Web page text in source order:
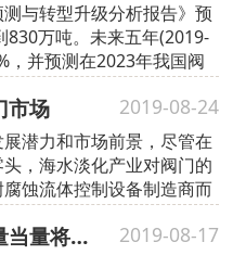
与转型升级分析报告》预
830万吨。未来五年(2019-
，并预测在2023年我国阀
市场 2019-08-24
潜力和市场前景，尽管在
，海水淡化产业对阀门的
蚀流体控制设备制造商而
中国石油海外油气权益产量当量将突破1亿吨 2019-08-17